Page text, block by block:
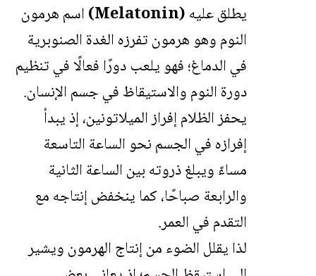
يطلق عليه(Melatonin)
اسم هرمون
النوم وهو هرمون تفرزه الغدة الصنوبرية
في الدماغ؛ فهو يلعب دورًا فعالًا في تنظيم
دورة النوم والاستيقاظ في جسم الإنسان.
يحفز الظلام إفراز الميلاتونين، إذ يبدأ
إفرازه في الجسم نحو الساعة التاسعة
مساءً ويبلغ ذروته بين الساعة الثانية
والرابعة صباحًا، كما ينخفض إنتاجه مع
التقدم في العمر.
لذا يقلل الضوء من إنتاج الهرمون ويشير